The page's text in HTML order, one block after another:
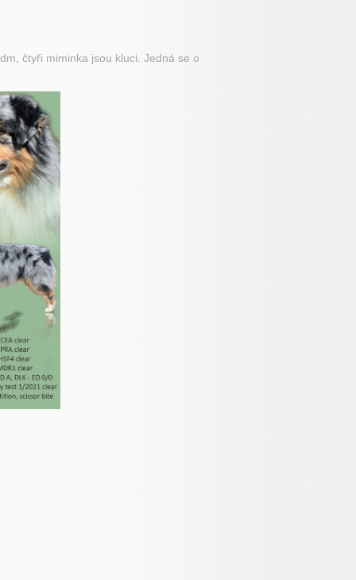
čtyři miminka jsou kluci. Jedná se o